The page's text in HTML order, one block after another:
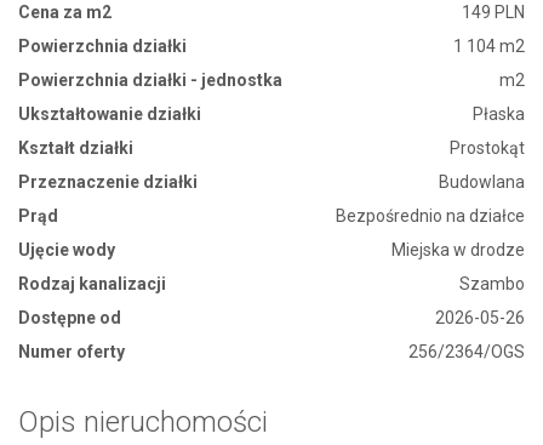
Cena za m2
149 PLN
Powierzchnia działki
1 104 m2
Powierzchnia działki - jednostka
m2
Ukształtowanie działki
Płaska
Kształt działki
Prostokąt
Przeznaczenie działki
Budowlana
Prąd
Bezpośrednio na działce
Ujęcie wody
Miejska w drodze
Rodzaj kanalizacji
Szambo
Dostępne od
2026-05-26
Numer oferty
256/2364/OGS
Opis nieruchomości